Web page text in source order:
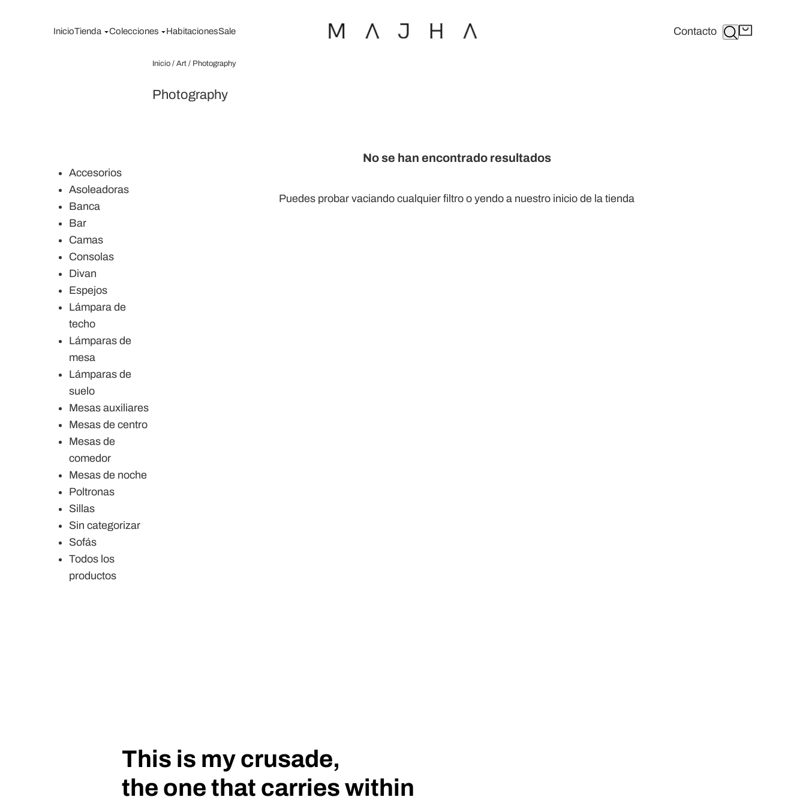
InicioTienda Colecciones HabitacionesSale ContactoBuscar
Accesorios
Asoleadoras
Banca
Bar
Camas
Consolas
Divan
Espejos
Lámpara de
techo
Lámparas de
mesa
Lámparas de
suelo
Mesas auxiliares
Mesas de centro
Mesas de
comedor
Mesas de noche
Poltronas
Sillas
Sin categorizar
Sofás
Todos los
productos
Inicio /Art / Photography
Photography
No se han encontrado resultados
Puedes probarvaciando cualquier filtro o yendo a nuestro inicio de la tienda
This is my crusade,
the one that carries within